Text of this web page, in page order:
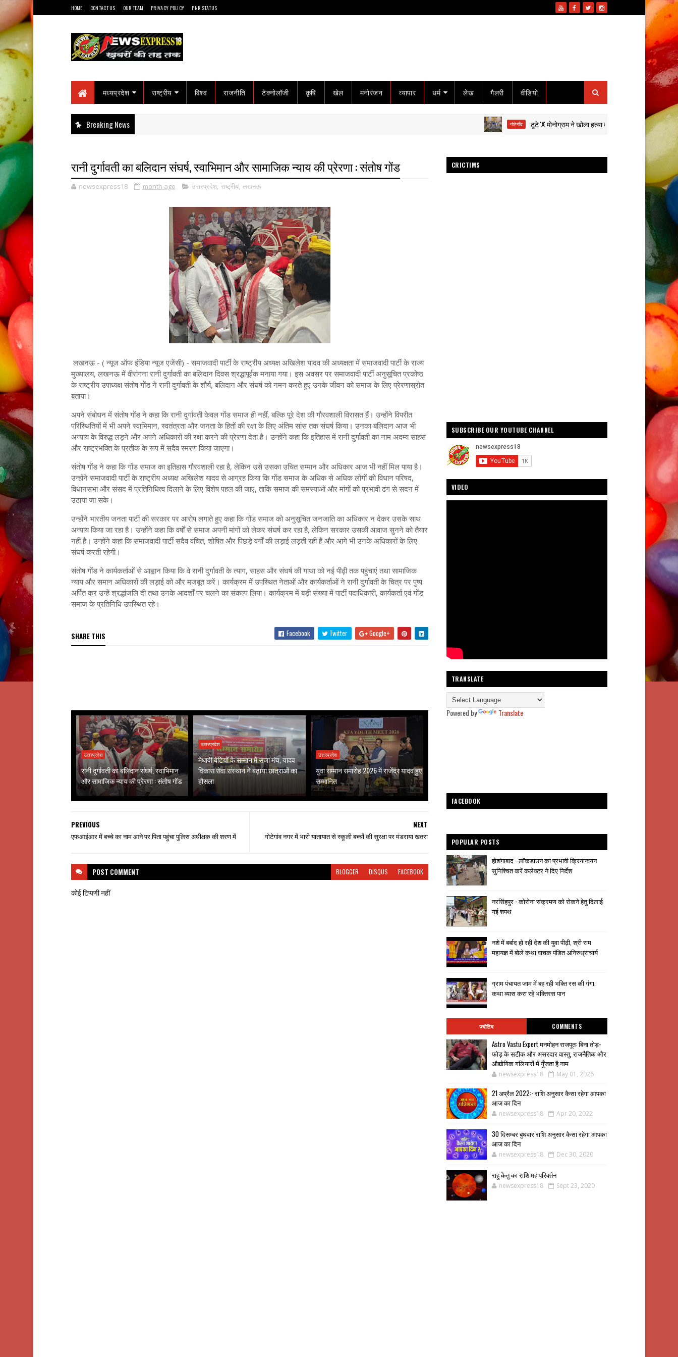
HOME CONTACT US OUR TEAM PRIVACY POLICY PNR STATUS
मध्यप्रदेश राष्ट्रीय विश्व राजनीति टेक्नोलॉजी कृषि खेल मनोरंजन व्यापार धर्म लेख गैलरी वीडियो
Breaking News गोटेगाँव टूटे 'A' मोनोग्राम ने खोला हत्या का राज: हाईवा से कुचलकर सड़क हादसा
रानी दुर्गावती का बलिदान संघर्ष, स्वाभिमान और सामाजिक न्याय की प्रेरणा : संतोष गोंड
newsexpress18 month ago उत्तरप्रदेश, राष्ट्रीय, लखनऊ
लखनऊ - ( न्यूज ऑफ इंडिया न्यूज एजेंसी) - समाजवादी पार्टी के राष्ट्रीय अध्यक्ष अखिलेश यादव की अध्यक्षता में समाजवादी पार्टी के राज्य
मुख्यालय, लखनऊ में वीरांगना रानी दुर्गावती का बलिदान दिवस श्रद्धापूर्वक मनाया गया। इस अवसर पर समाजवादी पार्टी अनुसूचित प्रकोष्ठ
के राष्ट्रीय उपाध्यक्ष संतोष गोंड ने रानी दुर्गावती के शौर्य, बलिदान और संघर्ष को नमन करते हुए उनके जीवन को समाज के लिए प्रेरणास्रोत
बताया।
अपने संबोधन में संतोष गोंड ने कहा कि रानी दुर्गावती केवल गोंड समाज ही नहीं, बल्कि पूरे देश की गौरवशाली विरासत हैं। उन्होंने विपरीत
परिस्थितियों में भी अपने स्वाभिमान, स्वतंत्रता और जनता के हितों की रक्षा के लिए अंतिम सांस तक संघर्ष किया। उनका बलिदान आज भी
अन्याय के विरुद्ध लड़ने और अपने अधिकारों की रक्षा करने की प्रेरणा देता है। उन्होंने कहा कि इतिहास में रानी दुर्गावती का नाम अदम्य साहस
और राष्ट्रभक्ति के प्रतीक के रूप में सदैव स्मरण किया जाएगा।
संतोष गोंड ने कहा कि गोंड समाज का इतिहास गौरवशाली रहा है, लेकिन उसे उसका उचित सम्मान और अधिकार आज भी नहीं मिल पाया है।
उन्होंने समाजवादी पार्टी के राष्ट्रीय अध्यक्ष अखिलेश यादव से आग्रह किया कि गोंड समाज के अधिक से अधिक लोगों को विधान परिषद,
विधानसभा और संसद में प्रतिनिधित्व दिलाने के लिए विशेष पहल की जाए, ताकि समाज की समस्याओं और मांगों को प्रभावी ढंग से सदन में
उठाया जा सके।
उन्होंने भारतीय जनता पार्टी की सरकार पर आरोप लगाते हुए कहा कि गोंड समाज को अनुसूचित जनजाति का अधिकार न देकर उसके साथ
अन्याय किया जा रहा है। उन्होंने कहा कि वर्षों से समाज अपनी मांगों को लेकर संघर्ष कर रहा है, लेकिन सरकार उसकी आवाज सुनने को तैयार
नहीं है। उन्होंने कहा कि समाजवादी पार्टी सदैव वंचित, शोषित और पिछड़े वर्गों की लड़ाई लड़ती रही है और आगे भी उनके अधिकारों के लिए
संघर्ष करती रहेगी।
संतोष गोंड ने कार्यकर्ताओं से आह्वान किया कि वे रानी दुर्गावती के त्याग, साहस और संघर्ष की गाथा को नई पीढ़ी तक पहुंचाएं तथा सामाजिक
न्याय और समान अधिकारों की लड़ाई को और मजबूत करें। कार्यक्रम में उपस्थित नेताओं और कार्यकर्ताओं ने रानी दुर्गावती के चित्र पर पुष्प
अर्पित कर उन्हें श्रद्धांजलि दी तथा उनके आदर्शों पर चलने का संकल्प लिया। कार्यक्रम में बड़ी संख्या में पार्टी पदाधिकारी, कार्यकर्ता एवं गोंड
समाज के प्रतिनिधि उपस्थित रहे।
SHARE THIS Facebook Twitter Google+
उत्तरप्रदेश
रानी दुर्गावती का बलिदान संघर्ष, स्वाभिमान
और सामाजिक न्याय की प्रेरणा : संतोष गोंड
उत्तरप्रदेश
मेधावी बेटियों के सम्मान में सजा मंच, यादव
विकास सेवा संस्थान ने बढ़ाया छात्राओं का
हौसला
उत्तरप्रदेश
युवा सम्मान समारोह 2026 में राजेंद्र यादव हुए
सम्मानित
NEXT
गोटेगांव नगर में भारी यातायात से स्कूली बच्चों की सुरक्षा पर मंडराया खतरा
PREVIOUS
एफआईआर में बच्चे का नाम आने पर पिता पहुंचा पुलिस अधीक्षक की शरण में
POST COMMENT BLOGGER DISQUS FACEBOOK
कोई टिप्पणी नहीं
CRICTIMS
SUBSCRIBE OUR YOUTUBE CHANNEL
VIDEO
TRANSLATE
Powered by Translate
FACEBOOK
POPULAR POSTS
होशंगाबाद - लॉकडाउन का प्रभावी क्रियान्वयन
सुनिश्चित करें कलेक्टर ने दिए निर्देश
नरसिंहपुर - कोरोना संक्रमण को रोकने हेतु दिलाई
गई शपथ
नशे में बर्बाद हो रही देश की युवा पीढ़ी, श्री राम
महायज्ञ में बोले कथा वाचक पंडित अनिरुध्राचार्य
ग्राम पंचायत जाम में बह रही भक्ति रस की गंगा,
कथा व्यास करा रहे भक्तिरस पान
ज्योतिष COMMENTS
Astro Vastu Expert मनमोहन राजपूत: बिना तोड़-
फोड़ के सटीक और असरदार वास्तु, राजनैतिक और
औद्योगिक गलियारों में गूँजता है नाम
newsexpress18 May 01, 2026
21 अप्रैल 2022:- राशि अनुसार कैसा रहेगा आपका
आज का दिन
newsexpress18 Apr 20, 2022
30 दिसम्बर बुधवार राशि अनुसार कैसा रहेगा आपका
आज का दिन
newsexpress18 Dec 30, 2020
राहु केतु का राशि महापरिवर्तन
newsexpress18 Sept 23, 2020